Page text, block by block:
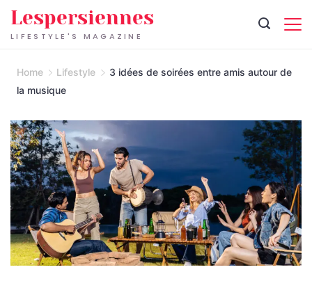
Skip
toLIFESTYLE'S MAGAZINE
Lespersiennes
Home Lifestyle
3 idées de soirées entre amis autour de
la musique